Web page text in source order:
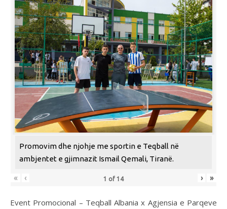
Promovim dhe njohje me sportin e Teqball në
ambjentet e gjimnazit Ismail Qemali, Tiranë.
« ‹ 1 of 14 › »
Event Promocional – Teqball Albania x Agjensia e Parqeve